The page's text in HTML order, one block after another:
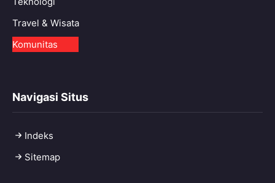
Travel & Wisata
Komunitas
Navigasi Situs
Indeks
Sitemap